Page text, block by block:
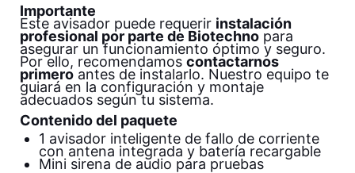
Importante
Este avisador puede requerir instalación
profesional por parte de Biotechno para
asegurar un funcionamiento óptimo y seguro.
Por ello, recomendamos contactarnos
primero antes de instalarlo. Nuestro equipo te
guiará en la configuración y montaje
adecuados según tu sistema.
Contenido del paquete
1 avisador inteligente de fallo de corriente
con antena integrada y batería recargable
Mini sirena de audio para pruebas